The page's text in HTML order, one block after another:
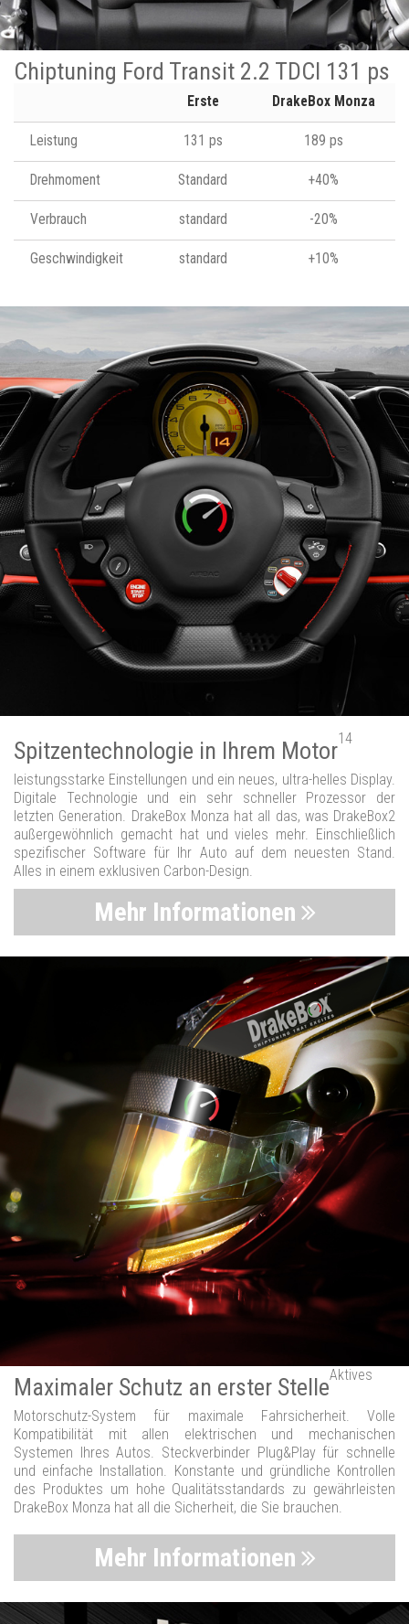
Chiptuning Ford Transit 2.2 TDCI 131 ps
Erste DrakeBox Monza
Leistung 131 ps 189 ps
Drehmoment Standard +40%
Verbrauch standard -20%
Geschwindigkeit standard +10%
Spitzentechnologie in Ihrem Motor14
leistungsstarke Einstellungen und ein neues, ultra-helles Display.
Digitale Technologie und ein sehr schneller Prozessor der
letzten Generation. DrakeBox Monza hat all das, was DrakeBox2
außergewöhnlich gemacht hat und vieles mehr. Einschließlich
spezifischer Software für Ihr Auto auf dem neuesten Stand.
Alles in einem exklusiven Carbon-Design.
Mehr Informationen
Maximaler Schutz an erster StelleAktives
Motorschutz-System für maximale Fahrsicherheit. Volle
Kompatibilität mit allen elektrischen und mechanischen
Systemen Ihres Autos. Steckverbinder Plug&Play für schnelle
und einfache Installation. Konstante und gründliche Kontrollen
des Produktes um hohe Qualitätsstandards zu gewährleisten
DrakeBox Monza hat all die Sicherheit, die Sie brauchen.
Mehr Informationen